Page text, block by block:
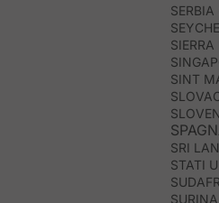
SIERRA
SINT
SRI
STATI